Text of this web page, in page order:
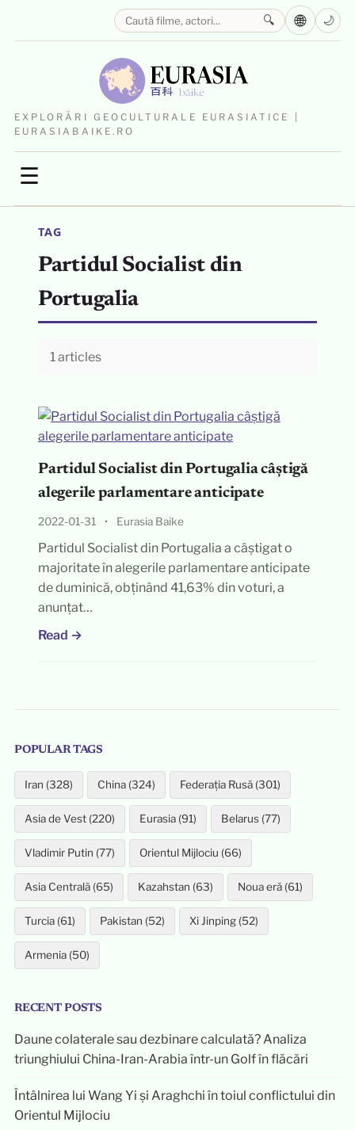
EXPLORĂRI GEOCULTURALE EURASIATICE |
EURASIABAIKE.RO
☰
🔍 🌐 🌙
TAG
Partidul Socialist din
Portugalia
1 articles
Partidul Socialist din Portugalia câștigă
alegerile parlamentare anticipate
2022-01-31 • Eurasia Baike
Partidul Socialist din Portugalia a câștigat o
majoritate în alegerile parlamentare anticipate
de duminică, obținând 41,63% din voturi, a
anunțat…
Read →
POPULAR TAGS
Iran (328) China (324) Federația Rusă (301)
Asia de Vest (220) Eurasia (91) Belarus (77)
Vladimir Putin (77) Orientul Mijlociu (66)
Asia Centrală (65) Kazahstan (63) Noua eră (61)
Turcia (61) Pakistan (52) Xi Jinping (52)
Armenia (50)
RECENT POSTS
Daune colaterale sau dezbinare calculată? Analiza
triunghiului China-Iran-Arabia într-un Golf în flăcări
Întâlnirea lui Wang Yi și Araghchi în toiul conflictului din
Orientul Mijlociu